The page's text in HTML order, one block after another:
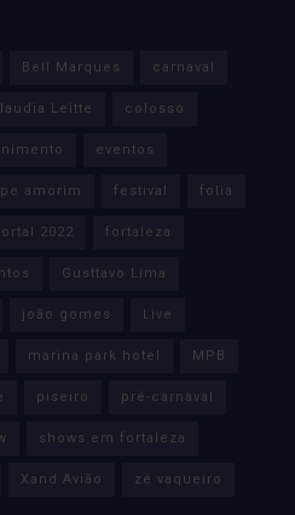
Bell Marques carnaval
Leitte colosso
eventos
amorim festival folia
2022 fortaleza
Gusttavo Lima
joão gomes Live
marina park hotel MPB
piseiro pré-carnaval
shows em fortaleza
Xand Avião zé vaqueiro